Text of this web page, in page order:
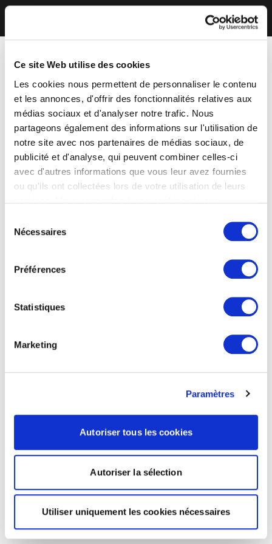
Ce site Web utilise des cookies
Les cookies nous permettent de personnaliser le contenu
et les annonces, d'offrir des fonctionnalités relatives aux
médias sociaux et d'analyser notre trafic. Nous
partageons également des informations sur l'utilisation de
notre site avec nos partenaires de médias sociaux, de
publicité et d'analyse, qui peuvent combiner celles-ci
avec d'autres informations que vous leur avez fournies
ou qu'ils ont collectées lors de votre utilisation de leurs
Nécessaires
Préférences
Statistiques
Marketing
Paramètres
Autoriser tous les cookies
Autoriser la sélection
Utiliser uniquement les cookies nécessaires